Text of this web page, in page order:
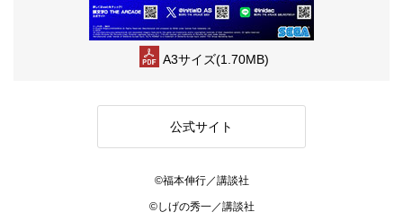
A3サイズ(1.70MB)
公式サイト
©福本伸行／講談社
©しげの秀一／講談社